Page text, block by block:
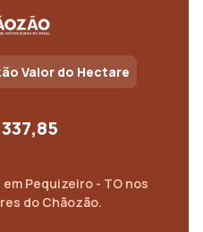
Valor do Hectare
emPequizeiro - TO nos
do Chãozão.